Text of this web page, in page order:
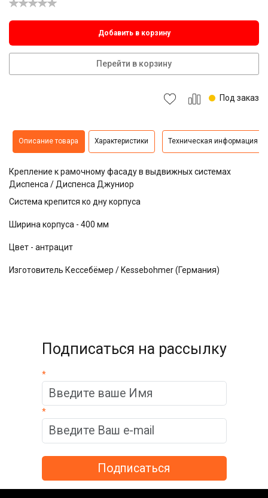
Добавить в корзину
Перейти в корзину
Под заказ
Описание товара Характеристики Техническая информация
Крепление к рамочному фасаду в выдвижных системах
Диспенса / Диспенса Джуниор
Система крепится ко дну корпуса
Ширина корпуса - 400 мм
Цвет - антрацит
Изготовитель Кессебёмер / Kessebohmer (Германия)
Подписаться на рассылку
*
*